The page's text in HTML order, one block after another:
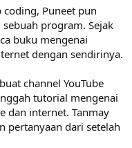
Puneet pun
program. Sejak
buku mengenai
dengan sendirinya.
channel YouTube
tutorial mengenai
dan internet. Tanmay
pertanyaan dari setelah